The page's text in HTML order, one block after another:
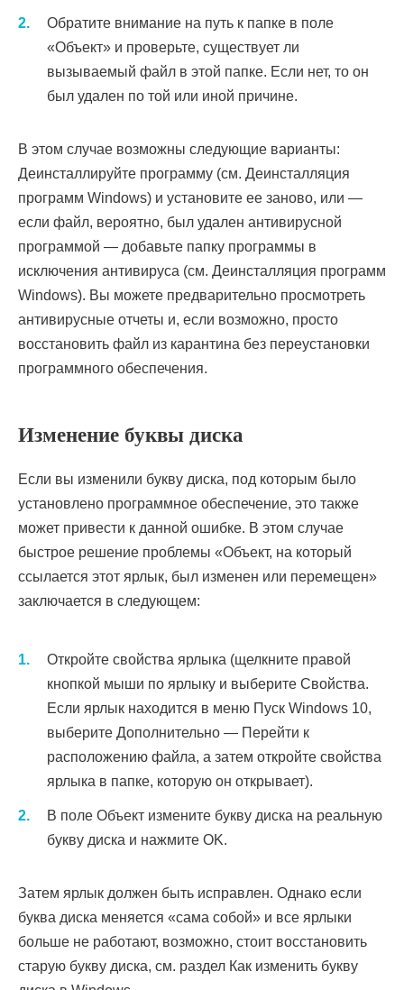
Обратите внимание на путь к папке в поле
«Объект» и проверьте, существует ли
вызываемый файл в этой папке. Если нет, то он
был удален по той или иной причине.
В этом случае возможны следующие варианты:
Деинсталлируйте программу (см. Деинсталляция
программ Windows) и установите ее заново, или —
если файл, вероятно, был удален антивирусной
программой — добавьте папку программы в
исключения антивируса (см. Деинсталляция программ
Windows). Вы можете предварительно просмотреть
антивирусные отчеты и, если возможно, просто
восстановить файл из карантина без переустановки
программного обеспечения.
Изменение буквы диска
Если вы изменили букву диска, под которым было
установлено программное обеспечение, это также
может привести к данной ошибке. В этом случае
быстрое решение проблемы «Объект, на который
ссылается этот ярлык, был изменен или перемещен»
заключается в следующем:
Откройте свойства ярлыка (щелкните правой
кнопкой мыши по ярлыку и выберите Свойства.
Если ярлык находится в меню Пуск Windows 10,
выберите Дополнительно — Перейти к
расположению файла, а затем откройте свойства
ярлыка в папке, которую он открывает).
В поле Объект измените букву диска на реальную
букву диска и нажмите OK.
Затем ярлык должен быть исправлен. Однако если
буква диска меняется «сама собой» и все ярлыки
больше не работают, возможно, стоит восстановить
старую букву диска, см. раздел Как изменить букву